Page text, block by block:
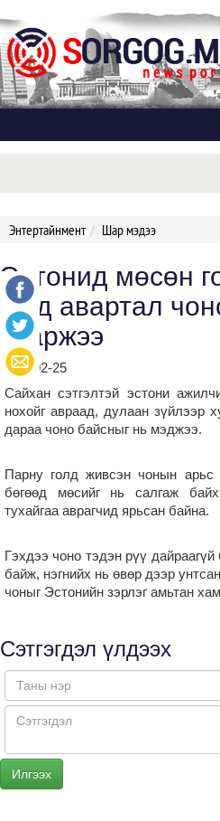
Энтертайнмент Шар мэдээ
Эстонид мөсөн
гээд авартал
тааржээ
2019-02-25
Сайхан сэтгэлтэй эстони
нохойг авраад, дулаан зүйлээр
дараа чоно байсныг нь мэджээ.
Парну голд живсэн чонын арьс
бөгөөд мөсийг нь салгаж
тухайгаа аврагчид ярьсан байна.
Гэхдээ чоно тэдэн рүү
байж, нэгнийх нь өвөр дээр
чоныг Эстонийн зэрлэг амьтан
Сэтгэгдэл үлдээх